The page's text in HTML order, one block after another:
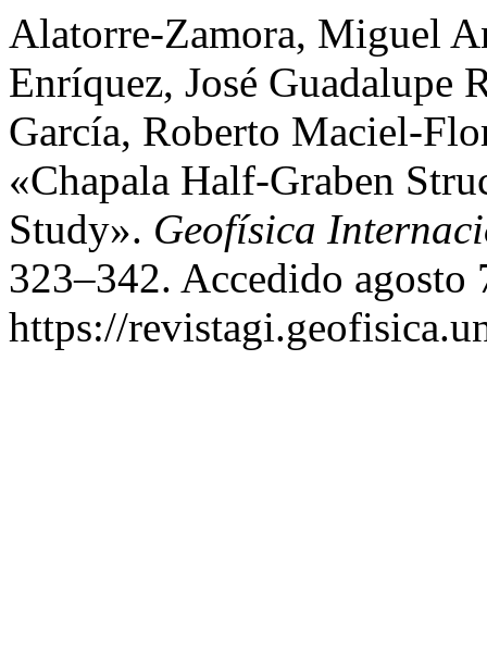
Alatorre-Zamora, Miguel
Enríquez, José Guadalupe
García, Roberto Maciel-
«Chapala Half-Graben
Study». Geofísica
323–342. Accedido agosto
https://